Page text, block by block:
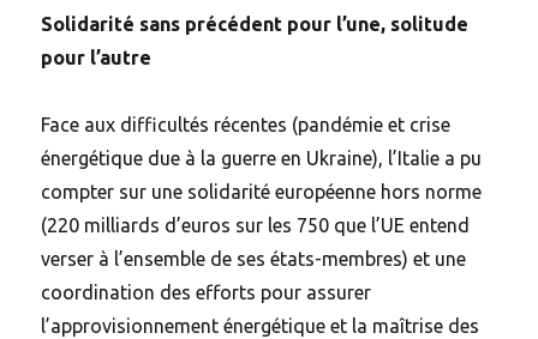
Solidarité sans précédent pour l’une, solitude
pour l’autre
Face aux difficultés récentes (pandémie et crise
énergétique due à la guerre en Ukraine), l’Italie a pu
compter sur une solidarité européenne hors norme
(220 milliards d’euros sur les 750 que l’UE entend
verser à l’ensemble de ses états-membres) et une
coordination des efforts pour assurer
l’approvisionnement énergétique et la maîtrise des